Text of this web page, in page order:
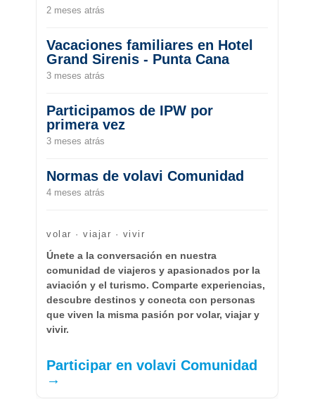
2 meses atrás
Vacaciones familiares en Hotel
Grand Sirenis - Punta Cana
3 meses atrás
Participamos de IPW por
primera vez
3 meses atrás
Normas de volavi Comunidad
4 meses atrás
volar · viajar · vivir
Únete a la conversación en nuestra
comunidad de viajeros y apasionados por la
aviación y el turismo. Comparte experiencias,
descubre destinos y conecta con personas
que viven la misma pasión por volar, viajar y
vivir.
Participar en volavi Comunidad
→